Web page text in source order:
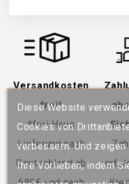
Diese Website
Cookies von
verbessern. Und
Ihre Vorlieben, indem
Versandkosten
frei*
*frei Haus
Lieferung nach
Deutschland ab